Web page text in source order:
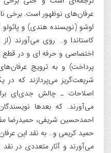
عرفان‌های نوظهور است. برخی
اوشو (نویسنده هندی) و پائولو
کاستاندا و… روی می‌آورند
اختصاصی و حرفه ای و در قطع
پرداخت) و به ترویج
شریعت‌گریز می‌پردازند که
اصلاحات ـ چالش جدی‌ای
می‌آورند. که بعدها
احمدحسین شریفی، حمیدرضا
حمید کریمی و… به نقد این
می‌آورند و آثار متعددی در